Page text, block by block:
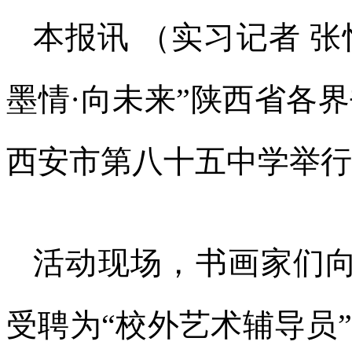
本报讯 （实习记者
墨情·向未来”陕西省各
西安市第八十五中学举
活动现场，书画家们
受聘为“校外艺术辅导